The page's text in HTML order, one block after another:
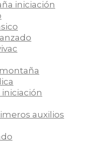
iniciación
auxilios